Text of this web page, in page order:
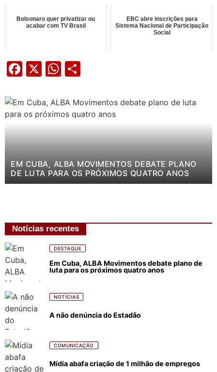
Bolsonaro quer privatizar ou
acabar com TV Brasil
EBC abre inscrições para
Sistema Nacional de Participação
Social
Facebook
X WhatsApp
EM CUBA, ALBA MOVIMENTOS DEBATE PLANO
DE LUTA PARA OS PRÓXIMOS QUATRO ANOS
Notícias recentes
DESTAQUE
Em Cuba, ALBA Movimentos debate plano de
luta para os próximos quatro anos
NOTÍCIAS
A não denúncia do Estadão
COMUNICAÇÃO
Mídia abafa criação de 1 milhão de empregos